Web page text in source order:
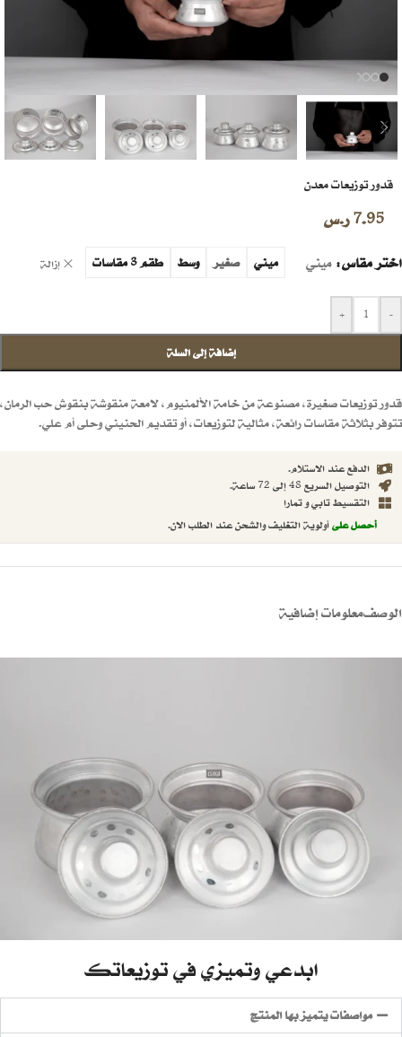
قدور توزيعات معدن
7.95ر.س
اختر مقاس ميني ميني صغير وسط طقم 3 مقاسات إزالة
-
+
إضافة إلى السلة
قدور توزيعات صغيرة، مصنوعة من خامة الألمنيوم، لامعة منقوشة بنقوش حب الرمان،
تتوفر بثلاثة مقاسات رائعة، مثالية لتوزيعات، أو تقديم الحنيني وحلى أم علي.
الدفع عند الاستلام.
التوصيل السريع 48 إلى 72 ساعة.
التقسيط تابي و تمارا
أحصل علىأولوية التغليف والشحن عند الطلب الان.
الوصفمعلومات إضافية
ابدعي وتميزي في توزيعاتك
مواصفات يتميز بها المنتج